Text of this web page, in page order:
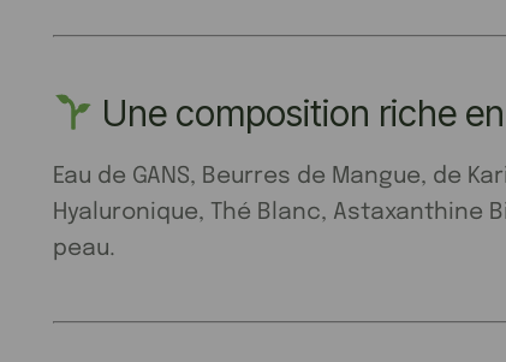
Une composition riche
Eau de GANS, Beurres de Mangue, de
Hyaluronique, Thé Blanc,
peau.